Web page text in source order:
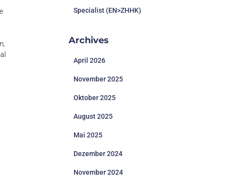
Specialist (EN>ZHHK)
Archives
April 2026
November 2025
Oktober 2025
August 2025
Mai 2025
Dezember 2024
November 2024